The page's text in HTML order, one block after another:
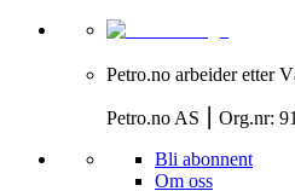
Petro.no arbeider etter
Petro.no AS ⎮ Org.nr:
Bli abonnent
Om oss